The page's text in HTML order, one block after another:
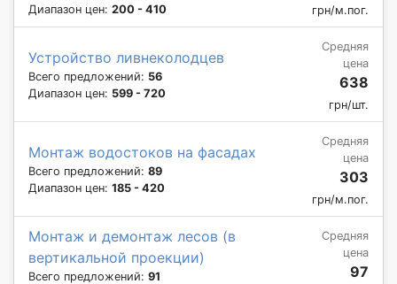
Диапазон цен: 200 - 410 грн/м.пог.
Устройство ливнеколодцев
Всего предложений: 56
Диапазон цен: 599 - 720
Средняя
цена
638
грн/шт.
Монтаж водостоков на фасадах
Всего предложений: 89
Диапазон цен: 185 - 420
Средняя
цена
303
грн/м.пог.
Монтаж и демонтаж лесов (в
вертикальной проекции)
Всего предложений: 91
Средняя
цена
97